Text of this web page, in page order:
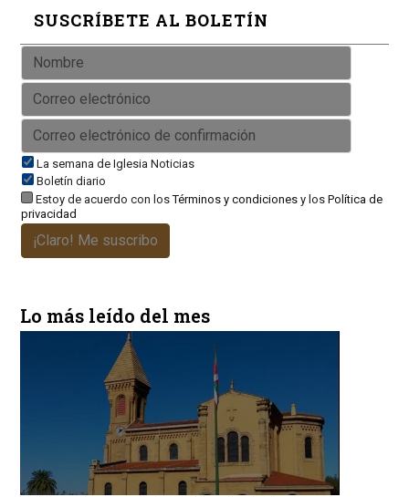
SUSCRÍBETE AL BOLETÍN
La semana de Iglesia Noticias
Boletín diario
Estoy de acuerdo con losTérminos y condicionesy los Política de
privacidad
¡Claro! Me suscribo
Lo más leído del mes